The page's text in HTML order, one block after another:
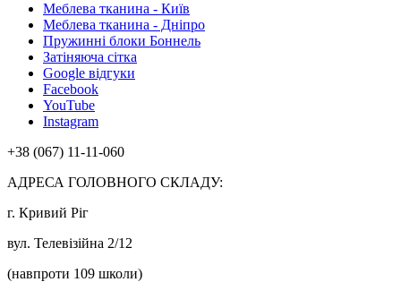
Меблева тканина - Київ
Меблева тканина - Дніпро
Пружинні блоки Боннель
Затіняюча сітка
Google відгуки
Facebook
YouTube
Instagram
+38 (067) 11-11-060
АДРЕСА ГОЛОВНОГО СКЛАДУ:
г. Кривий Ріг
вул. Телевізійна 2/12
(навпроти 109 школи)